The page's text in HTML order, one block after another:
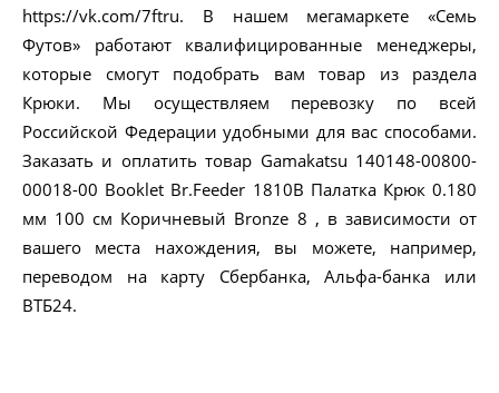
https://vk.com/7ftru. В нашем мегамаркете «Семь
Футов» работают квалифицированные менеджеры,
которые смогут подобрать вам товар из раздела
Крюки. Мы осуществляем перевозку по всей
Российской Федерации удобными для вас способами.
Заказать и оплатить товар Gamakatsu 140148-00800-
00018-00 Booklet Br.Feeder 1810B Палатка Крюк 0.180
мм 100 см Коричневый Bronze 8 , в зависимости от
вашего места нахождения, вы можете, например,
переводом на карту Сбербанка, Альфа-банка или
ВТБ24.